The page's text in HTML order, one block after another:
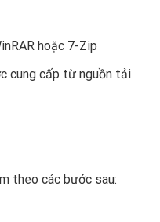
hoặc 7-Zip
cung cấp từ nguồn tải
theo các bước sau: